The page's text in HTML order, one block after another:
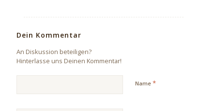
Dein Kommentar
An Diskussion beteiligen?
Hinterlasse uns Deinen Kommentar!
Name *